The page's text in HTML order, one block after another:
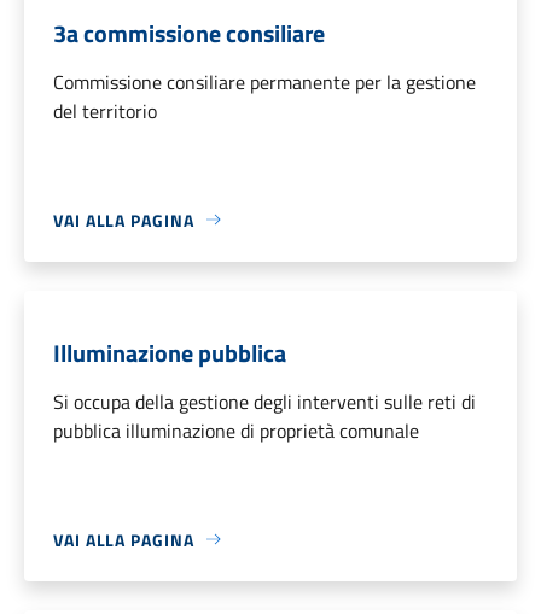
3a commissione consiliare
Commissione consiliare permanente per la gestione
del territorio
VAI ALLA PAGINA
Illuminazione pubblica
Si occupa della gestione degli interventi sulle reti di
pubblica illuminazione di proprietà comunale
VAI ALLA PAGINA